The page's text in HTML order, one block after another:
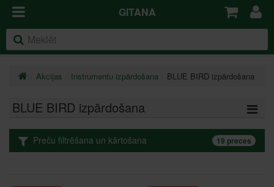
GITANA
Akcijas Instrumentu izpārdošana BLUE BIRD izpārdošana
BLUE BIRD izpārdošana
Preču filtrēšana un kārtošana 19 preces